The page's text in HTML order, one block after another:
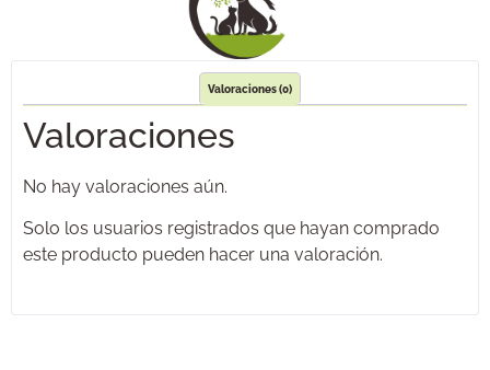
Valoraciones (0)
Valoraciones
No hay valoraciones aún.
Solo los usuarios registrados que hayan comprado
este producto pueden hacer una valoración.